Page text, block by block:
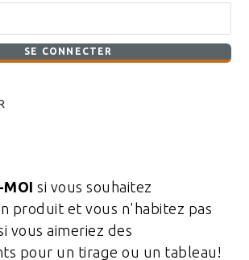
MOI si vous souhaitez
produit et vous n'habitez pas
vous aimeriez des
pour un tirage ou un tableau!